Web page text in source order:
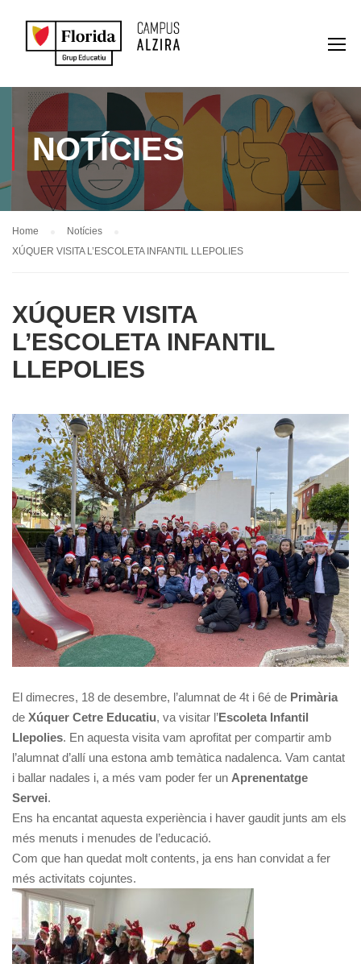
NOTÍCIES
Home
Notícies
XÚQUER VISITA L’ESCOLETA INFANTIL LLEPOLIES
XÚQUER VISITA
L’ESCOLETA INFANTIL
LLEPOLIES
El dimecres, 18 de desembre, l’alumnat de 4t i 6é de Primària
de Xúquer Cetre Educatiu, va visitar l’Escoleta Infantil
Llepolies. En aquesta visita vam aprofitat per compartir amb
l’alumnat d’allí una estona amb temàtica nadalenca. Vam cantat
i ballar nadales i, a més vam poder fer un Aprenentatge
Servei.
Ens ha encantat aquesta experiència i haver gaudit junts am els
més menuts i menudes de l’educació.
Com que han quedat molt contents, ja ens han convidat a fer
més activitats cojuntes.